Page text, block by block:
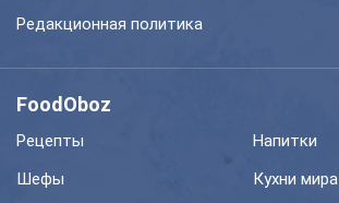
Редакционная политика
FoodOboz
Рецепты
Напитки
Шефы
Кухни мира